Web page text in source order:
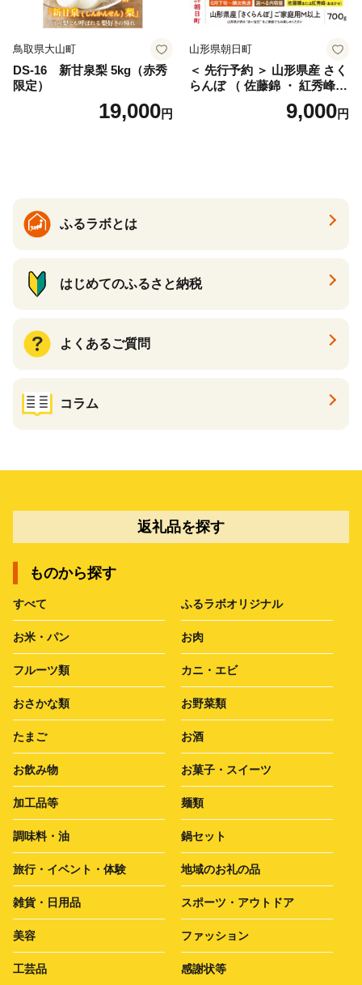
鳥取県大山町
DS-16 新甘泉梨 5kg（赤秀
限定）
19,000円
山形県朝日町
＜ 先行予約 ＞ 山形県産 さく
らんぼ （ 佐藤錦 ・ 紅秀峰
） ご家庭用 M以上 700g 【20
26年6月下旬から7月上旬発
9,000円
ふるラボとは
はじめてのふるさと納税
よくあるご質問
コラム
返礼品を探す
ものから探す
すべて ふるラボオリジナル
お米・パン お肉
フルーツ類 カニ・エビ
おさかな類 お野菜類
たまご お酒
お飲み物 お菓子・スイーツ
加工品等 麺類
調味料・油 鍋セット
旅行・イベント・体験 地域のお礼の品
雑貨・日用品 スポーツ・アウトドア
美容 ファッション
工芸品 感謝状等